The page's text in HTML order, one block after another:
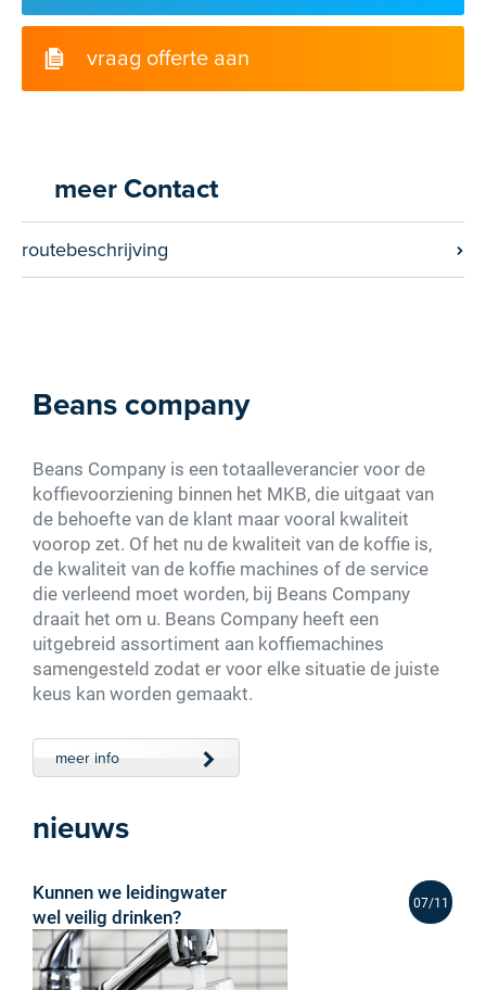
vraag offerte aan
meer Contact
routebeschrijving
Beans company
Beans Company is een totaalleverancier voor de
koffievoorziening binnen het MKB, die uitgaat van
de behoefte van de klant maar vooral kwaliteit
voorop zet. Of het nu de kwaliteit van de koffie is,
de kwaliteit van de koffie machines of de service
die verleend moet worden, bij Beans Company
draait het om u. Beans Company heeft een
uitgebreid assortiment aan koffiemachines
samengesteld zodat er voor elke situatie de juiste
keus kan worden gemaakt.
meer info
nieuws
Kunnen we leidingwater
wel veilig drinken?
07/11